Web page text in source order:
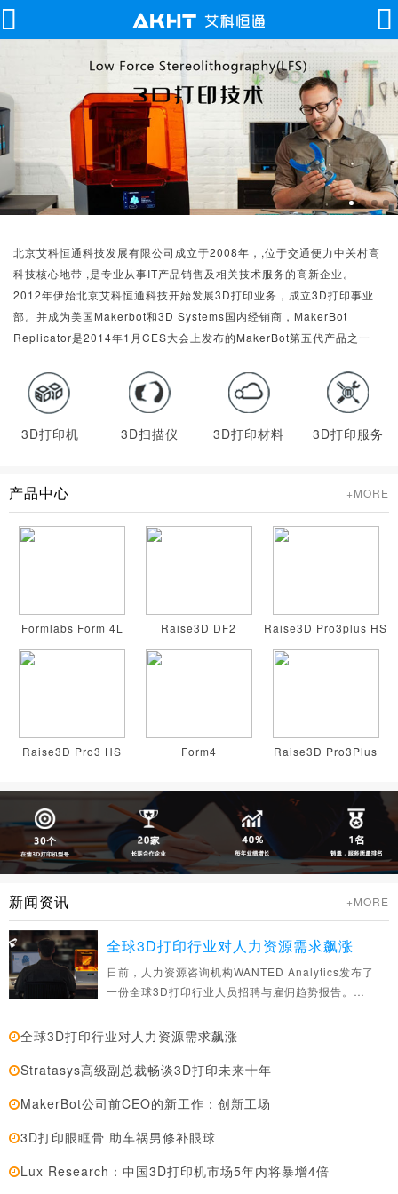
北京艾科恒通科技发展有限公司成立于2008年，,位于交通便力中关村高
科技核心地带 ,是专业从事IT产品销售及相关技术服务的高新企业。
2012年伊始北京艾科恒通科技开始发展3D打印业务，成立3D打印事业
部。并成为美国Makerbot和3D Systems国内经销商，MakerBot
Replicator是2014年1月CES大会上发布的MakerBot第五代产品之一
3D打印机 3D扫描仪 3D打印材料 3D打印服务
产品中心 +MORE
Formlabs Form 4L Raise3D DF2 Raise3D Pro3plus HS
Raise3D Pro3 HS Form4 Raise3D Pro3Plus
新闻资讯 +MORE
全球3D打印行业对人力资源需求飙涨
日前，人力资源咨询机构WANTED Analytics发布了
一份全球3D打印行业人员招聘与雇佣趋势报告。根
全球3D打印行业对人力资源需求飙涨
Stratasys高级副总裁畅谈3D打印未来十年
MakerBot公司前CEO的新工作：创新工场
3D打印眼眶骨 助车祸男修补眼球
Lux Research：中国3D打印机市场5年内将暴增4倍